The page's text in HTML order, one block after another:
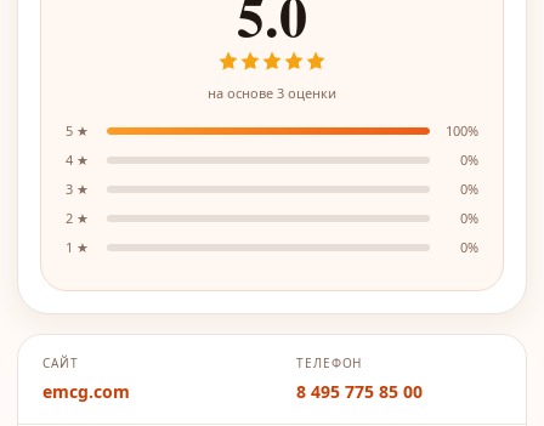
на основе 3 оценки
5 ★ 100%
4 ★ 0%
3 ★ 0%
2 ★ 0%
1 ★ 0%
САЙТ
emcg.com
ТЕЛЕФОН
8 495 775 85 00